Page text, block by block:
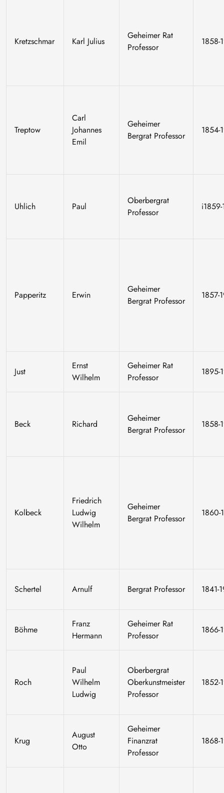
Kretzschmar Karl Julius
Geheimer Rat
Professor
1858-
Treptow
Carl
Johannes
Emil
Geheimer
Bergrat Professor
1854-
Uhlich Paul
Oberbergrat
Professor
Papperitz Erwin
Geheimer
Bergrat Professor
1857-
Just
Ernst
Wilhelm
Geheimer Rat
Professor
1895-
Beck Richard
Geheimer
Bergrat Professor
1858-
Kolbeck
Friedrich
Ludwig
Wilhelm
Geheimer
Bergrat Professor
1860-
Schertel Arnulf Bergrat Professor 1841-
Böhme
Franz
Hermann
Geheimer Rat
Professor
1866-
Roch
Paul
Wilhelm
Ludwig
Oberbergrat
Oberkunstmeister
Professor
1852-
Krug
August
Otto
Geheimer
Finanzrat
Professor
1868-